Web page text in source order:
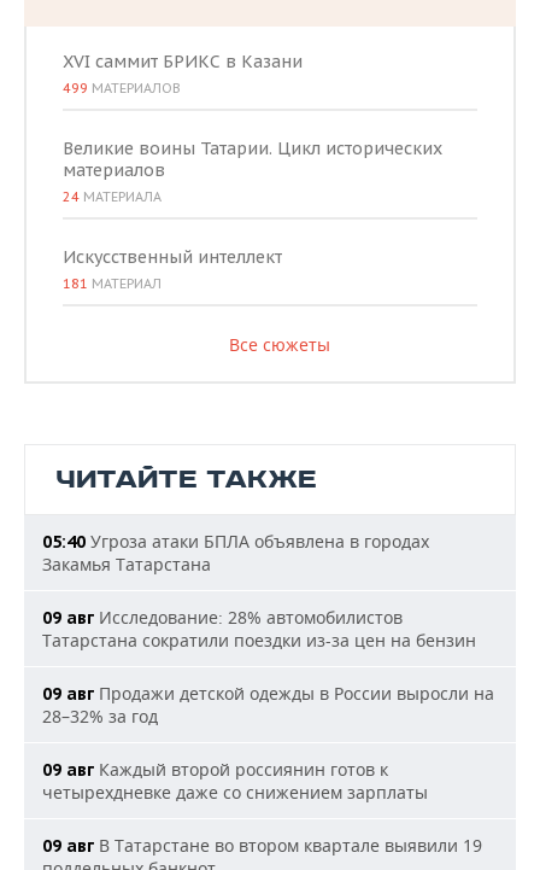
XVI саммит БРИКС в Казани
499 МАТЕРИАЛОВ
Великие воины Татарии. Цикл исторических
материалов
24 МАТЕРИАЛА
Искусственный интеллект
181 МАТЕРИАЛ
Все сюжеты
ЧИТАЙТЕ ТАКЖЕ
05:40 Угроза атаки БПЛА объявлена в городах
Закамья Татарстана
09 авг Исследование: 28% автомобилистов
Татарстана сократили поездки из-за цен на бензин
09 авг Продажи детской одежды в России выросли на
28–32% за год
09 авг Каждый второй россиянин готов к
четырехдневке даже со снижением зарплаты
09 авг В Татарстане во втором квартале выявили 19